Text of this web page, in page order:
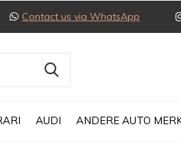
AUDI ANDERE AUTO
Contact us via WhatsApp